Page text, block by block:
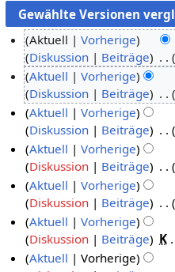
0
M
0
2
Aktuell Vorherige
Diskussion
Beiträge
K
e
i
n
e
B
e
a
r
b
e
i
e
m
e
Aktuell Vorherige
Diskussion
Beiträge
K
e
i
n
e
B
e
a
r
b
0
J
2
Aktuell Vorherige
Diskussion
Beiträge
K
e
i
n
e
B
e
a
5
J
n
Aktuell Vorherige
Diskussion
Beiträge
K
e
i
n
e
3
J
Aktuell Vorherige
Diskussion
Beiträge
K
e
i
Aktuell Vorherige
Diskussion
Beiträge K
KAktuell Vorherige